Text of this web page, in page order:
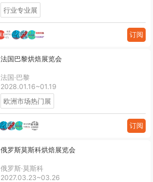
行业专业展
订阅
法国巴黎烘焙展览会
法国·巴黎
2028.01.16~01.19
欧洲市场热门展
订阅
俄罗斯莫斯科烘焙展览会
俄罗斯·莫斯科
2027.03.23~03.26